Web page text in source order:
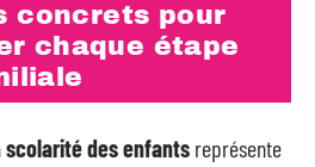
concrets pour
chaque étape
scolarité des enfants représente